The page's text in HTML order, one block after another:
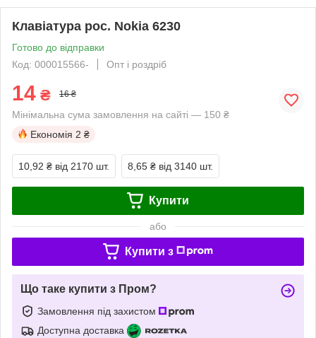
Клавіатура рос. Nokia 6230
Готово до відправки
Код: 000015566-
Опт і роздріб
14 ₴ 16 ₴
Мінімальна сума замовлення на сайті — 150 ₴
Економія 2 ₴
10,92 ₴ від 2170 шт. 8,65 ₴ від 3140 шт.
Купити
або
Купити з
Що таке купити з Пром?
Замовлення під захистом
Доступна доставка